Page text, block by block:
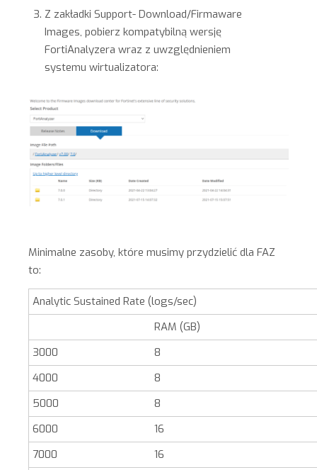
Z zakładki Support- Download/Firmaware
Images, pobierz kompatybilną wersję
FortiAnalyzera wraz z uwzględnieniem
systemu wirtualizatora:
Minimalne zasoby, które musimy przydzielić dla FAZ
to:
Analytic Sustained Rate (logs/sec)
RAM (GB)
3000
8
4000
8
5000
8
6000
16
7000
16